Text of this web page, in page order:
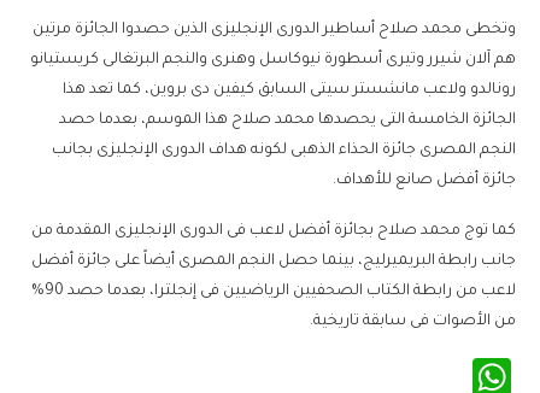
وتخطى محمد صلاح أساطير الدورى الإنجليزى الذين حصدوا الجائزة مرتين
هم آلان شيرر وتيرى أسطورة نيوكاسل وهنرى والنجم البرتغالى كريستيانو
رونالدو ولاعب مانشستر سيتى السابق كيفين دى بروين، كما تعد هذا
الجائزة الخامسة التى يحصدها محمد صلاح هذا الموسم، بعدما حصد
النجم المصرى جائزة الحذاء الذهبى لكونه هداف الدورى الإنجليزى بجانب
جائزة أفضل صانع للأهداف.
كما توج محمد صلاح بجائزة أفضل لاعب فى الدورى الإنجليزى المقدمة من
جانب رابطة البريميرليج، بينما حصل النجم المصرى أيضاً على جائزة أفضل
لاعب من رابطة الكتاب الصحفيين الرياضيين فى إنجلترا، بعدما حصد 90%
من الأصوات فى سابقة تاريخية.